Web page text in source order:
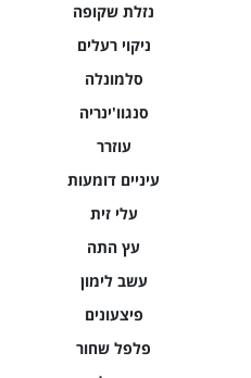
נזלת שקופה
ניקוי רעלים
סלמונלה
סנגוו'ינריה
עוזרר
עיניים דומעות
עלי זית
עץ התה
עשב לימון
פיצעונים
פלפל שחור